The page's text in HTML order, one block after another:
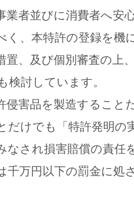
業者並びに消費者へ安
く、本特許の登録を機
置、及び個別審査の上
検討しています。
侵害品を製造すること
だけでも「特許発明の
なされ損害賠償の責任
千万円以下の罰金に処